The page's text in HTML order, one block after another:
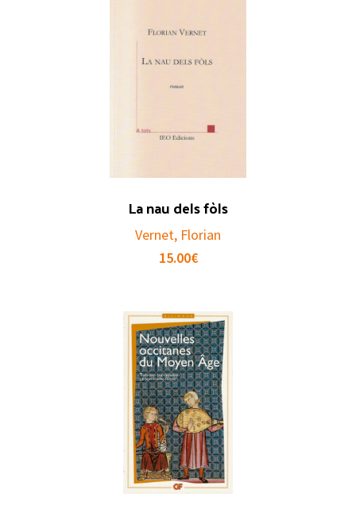
La nau dels fòls
Vernet, Florian
15.00€